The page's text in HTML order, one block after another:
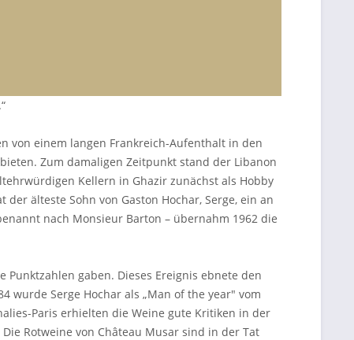
von einem langen Frankreich-Aufenthalt in den
Zum damaligen Zeitpunkt stand der Libanon
Kellern in Ghazir zunächst als Hobby
älteste Sohn von Gaston Hochar, Serge, ein an
nach Monsieur Barton – übernahm 1962 die
gaben. Dieses Ereignis ebnete den
wurde Serge Hochar als „Man of the year" vom
Paris erhielten die Weine gute Kritiken in der
Rotweine von Château Musar sind in der Tat